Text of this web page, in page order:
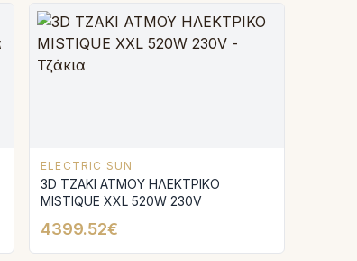
ELECTRIC SUN
3D ΤΖΑΚΙ ΑΤΜΟΥ ΗΛΕΚΤΡΙΚΟ
MISTIQUE XXL 520W 230V
4399.52€